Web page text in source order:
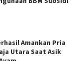
Amankan Pria
Utara Saat Asik